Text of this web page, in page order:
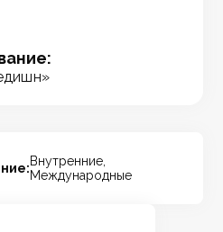
Внутренние,
Международные